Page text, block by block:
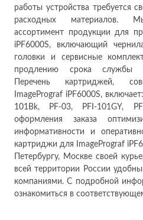
работы устройства требуется
расходных материалов.
ассортимент продукции для
iPF6000S, включающий
головки и сервисные
продлению срока службы
Перечень картриджей,
ImagePrograf iPF6000S,
101Bk, PF-03, PFI-101GY,
оформления заказа
информативности и
картриджи для ImagePrograf
Петербургу, Москве своей
всей территории России
компаниями. С подробной
ознакомиться в